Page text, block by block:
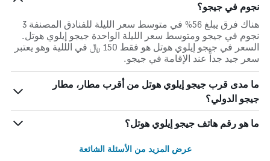
نجوم في جيجو؟
هناك فرق يبلغ 56% في متوسط ​​سعر الليلة للفنادق المصنفة 3
نجوم في جيجو ومتوسط ​​سعر الليلة الواحدة جيجو إيلوي هوتل.
السعر في جيجو إيلوي هوتل هو فقط 150 ﷼ في الللية وهو يعتبر
سعر جيد جداً عند الإقامة في جيجو.
ما مدى قرب جيجو إيلوي هوتل من أقرب مطار، مطار
جيجو الدولي؟
ما هو رقم هاتف جيجو إيلوي هوتل؟
عرض المزيد من الأسئلة الشائعة